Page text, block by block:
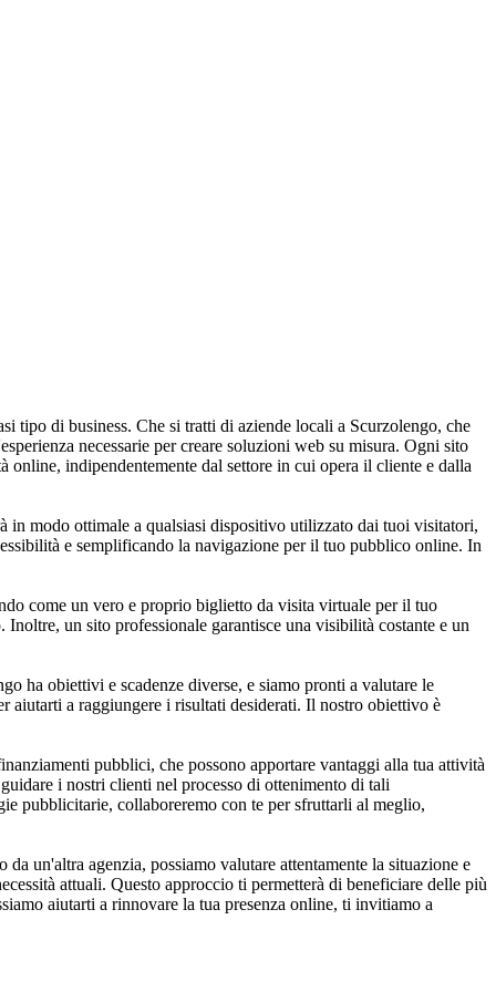
tipo di business. Che si tratti di aziende locali a Scurzolengo, che
necessarie per creare soluzioni web su misura. Ogni sito
indipendentemente dal settore in cui opera il cliente e dalla
in modo ottimale a qualsiasi dispositivo utilizzato dai tuoi visitatori,
e semplificando la navigazione per il tuo pubblico online. In
come un vero e proprio biglietto da visita virtuale per il tuo
un sito professionale garantisce una visibilità costante e un
ha obiettivi e scadenze diverse, e siamo pronti a valutare le
aiutarti a raggiungere i risultati desiderati. Il nostro obiettivo è
pubblici, che possono apportare vantaggi alla tua attività
i nostri clienti nel processo di ottenimento di tali
pubblicitarie, collaboreremo con te per sfruttarli al meglio,
un'altra agenzia, possiamo valutare attentamente la situazione e
attuali. Questo approccio ti permetterà di beneficiare delle più
aiutarti a rinnovare la tua presenza online, ti invitiamo a